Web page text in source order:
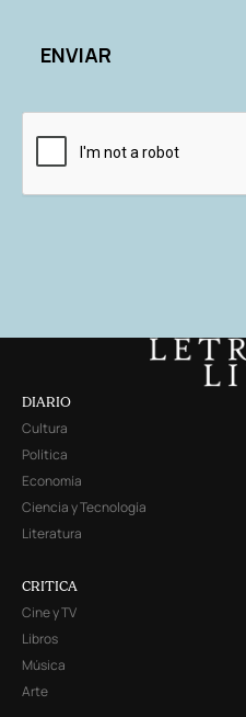
DIARIO
Cultura
Política
Economía
Ciencia y Tecnología
Literatura
CRITICA
Cine y TV
Libros
Música
Arte